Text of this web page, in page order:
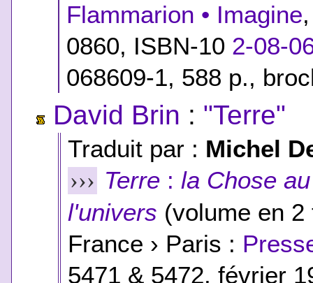
Flammarion • Imagine
0860, ISBN-10 2-08-
068609-1, 588 p.,
David Brin : "Terre"
Traduit par : Michel
››› Terre :la Chose
l'univers (volume en
France › Paris :
5471 & 5472, février